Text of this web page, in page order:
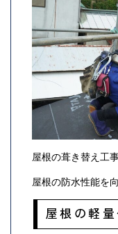
屋根の葺き替え工
屋根の防水性能を
屋根の軽